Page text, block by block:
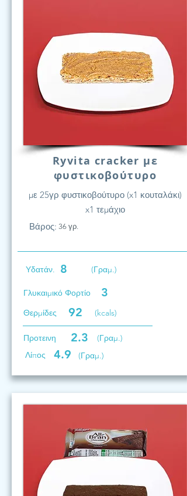
Ryvita cracker με
φυστικοβούτυρο
με 25γρ φυστικοβούτυρο (x1 κουταλάκι)
x1 τεμάχιο
Βάρος: 36 γρ.
Υδατάν. 8 (Γραμ.)
Γλυκαιμικό Φορτίο 3
Θερμίδες 92 (kcals)
Προτεινη 2.3
(Γραμ.)
Λίπος
4.9 (Γραμ.)